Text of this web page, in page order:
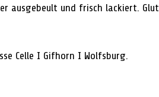
ausgebeult und frisch lackiert.
Celle I Gifhorn I Wolfsburg.